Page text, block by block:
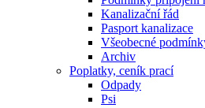
Kanalizační řád
Pasport kanalizace
Všeobecné
Archiv
Poplatky, ceník prací
Odpady
Psi